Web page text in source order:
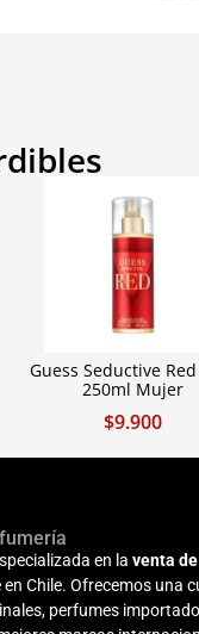
Guess Seductive
250ml Mujer
$9.900
en laventa
Chile. Ofrecemos una
perfumes